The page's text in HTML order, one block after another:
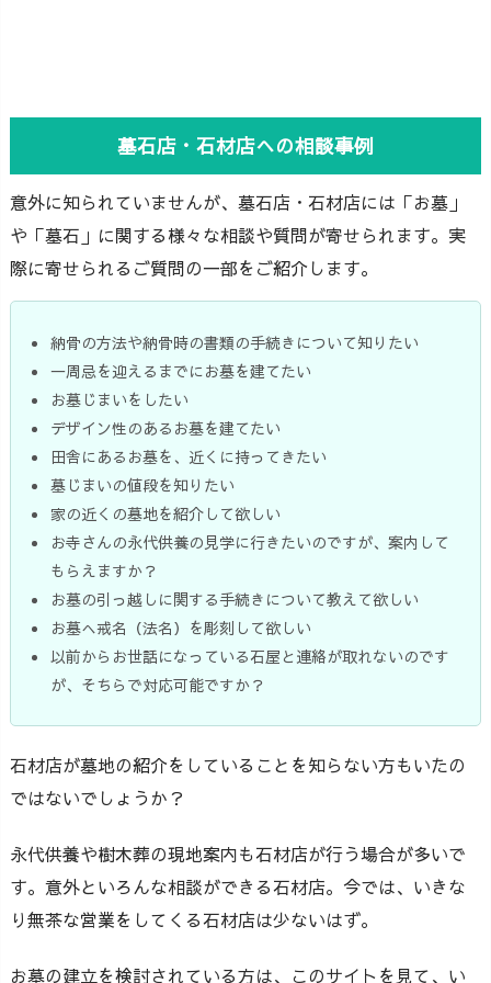
墓石店・石材店への相談事例
意外に知られていませんが、墓石店・石材店には「お墓」
や「墓石」に関する様々な相談や質問が寄せられます。実
際に寄せられるご質問の一部をご紹介します。
納骨の方法や納骨時の書類の手続きについて知りたい
一周忌を迎えるまでにお墓を建てたい
お墓じまいをしたい
デザイン性のあるお墓を建てたい
田舎にあるお墓を、近くに持ってきたい
墓じまいの値段を知りたい
家の近くの墓地を紹介して欲しい
お寺さんの永代供養の見学に行きたいのですが、案内して
もらえますか？
お墓の引っ越しに関する手続きについて教えて欲しい
お墓へ戒名（法名）を彫刻して欲しい
以前からお世話になっている石屋と連絡が取れないのです
が、そちらで対応可能ですか？
石材店が墓地の紹介をしていることを知らない方もいたの
ではないでしょうか？
永代供養や樹木葬の現地案内も石材店が行う場合が多いで
す。意外といろんな相談ができる石材店。今では、いきな
り無茶な営業をしてくる石材店は少ないはず。
お墓の建立を検討されている方は、このサイトを見て、い